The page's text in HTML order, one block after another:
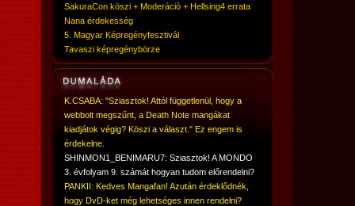
SakuraCon köszi + Moderáció + Hellsing4 errata
Nana érdekesség
5. Magyar Képregényfesztivál
Tavaszi képregénybörze
K.CSABA: "Sziasztok! Attól függetlenül, hogy a
webbolt megszűnt, a Death Note mangákat
kiadjátok végig? Köszi a választ." Ez engem is
érdekelne.
SHINMON1_BENIMARU7: Sziasztok! A MONDO
3. évfolyam 9. számát hogyan tudom előrendelni?
PANKII: Kedves Mangafan! Azután érdeklődnék,
hogy DvD-ket még lehetséges innen rendelni?